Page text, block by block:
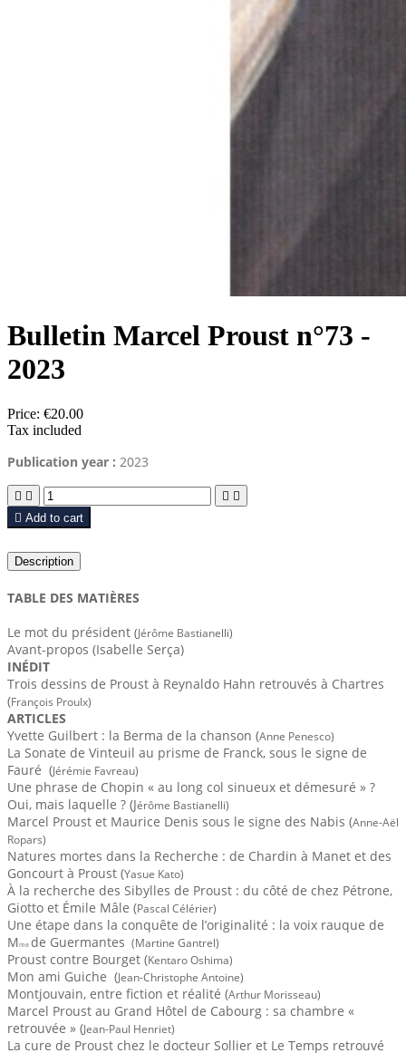
Bulletin Marcel Proust n°73 -
2023
Price: €20.00
Tax included
Publication year : 2023
   
 Add to cart
Description
TABLE DES MATIÈRES
Le mot du président (Jérôme Bastianelli)
Avant-propos (Isabelle Serça)
INÉDIT
Trois dessins de Proust à Reynaldo Hahn retrouvés à Chartres
(François Proulx)
ARTICLES
Yvette Guilbert : la Berma de la chanson (Anne Penesco)
La Sonate de Vinteuil au prisme de Franck, sous le signe de
Fauré (Jérémie Favreau)
Une phrase de Chopin « au long col sinueux et démesuré » ?
Oui, mais laquelle ? (Jérôme Bastianelli)
Marcel Proust et Maurice Denis sous le signe des Nabis (Anne-Aël
Ropars)
Natures mortes dans la Recherche : de Chardin à Manet et des
Goncourt à Proust (Yasue Kato)
À la recherche des Sibylles de Proust : du côté de chez Pétrone,
Giotto et Émile Mâle (Pascal Célérier)
Une étape dans la conquête de l’originalité : la voix rauque de
Mme de Guermantes (Martine Gantrel)
Proust contre Bourget (Kentaro Oshima)
Mon ami Guiche (Jean-Christophe Antoine)
Montjouvain, entre fiction et réalité (Arthur Morisseau)
Marcel Proust au Grand Hôtel de Cabourg : sa chambre «
retrouvée » (Jean-Paul Henriet)
La cure de Proust chez le docteur Sollier et Le Temps retrouvé